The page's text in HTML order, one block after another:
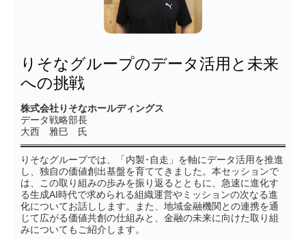
りそなグループのデータ活用と未来
への挑戦
株式会社りそなホールディングス
データ戦略部長
大西 雅巳 氏
りそなグループでは、「内製･自走」を軸にデータ活用を推進
し、独自の価値創出基盤を育ててきました。本セッションで
は、この取り組みの歩みを振り返るとともに、急速に進化す
る生成AI時代で求められる組織運営やミッションの次なる進
化についてお話しします。また、地域金融機関との連携を通
じて広がる価値共創の仕組みと、金融の未来に向けた取り組
みについてもご紹介します。